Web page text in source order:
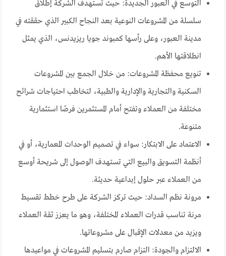
التوسع في العبور الجديدة: حيث تستهدف الشركة إطلاق
سلسلة من المشروعات النوعية بعد النجاح الكبير الذي حققته في
مدينة العبور، وعلى رأسها كمبوند جويا ريزيدنس، الذي يمثل
انطلاقتها الأهم.
تنويع محفظة المشروعات: من خلال الجمع بين المشروعات
السكنية والتجارية والإدارية والطبية، لتخاطب احتياجات شرائح
مختلفة من العملاء وتفتح أمام المستثمرين فرصًا استثمارية
متنوعة.
الاعتماد على الابتكار: سواء في تصميم الوحدات المعمارية، أو في
أنظمة التسويق والبيع التي تستهدف الوصول إلى شريحة أوسع
من العملاء عبر حلول إبداعية حديثة.
مرونة نظم السداد: حيث تركز الشركة على طرح خطط تقسيط
مرنة تناسب قدرات العملاء المختلفة، وهو ما يعزز ثقة العملاء
ويزيد من معدلات الإقبال على مشروعاتها.
الالتزام والجودة: التزام صارم بتسليم المشروعات في مواعيدها